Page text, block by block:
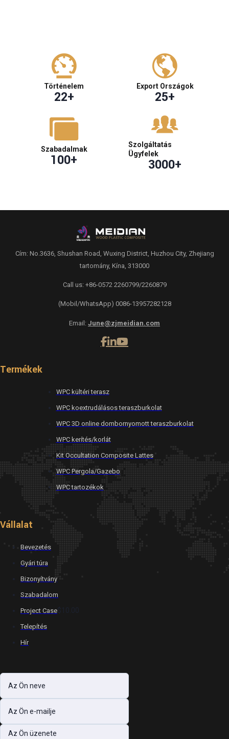
Történelem
22+
Export Országok
25+
Szabadalmak
100+
Szolgáltatás
Ügyfelek
3000+
Cím: No.3636, Shushan Road, Wuxing District, Huzhou City, Zhejiang
tartomány, Kína, 313000
Call us: +86-0572 2260799/2260879
(Mobil/WhatsApp) 0086-13957282128
Email: June@zjmeidian.com
Termékek
WPC kültéri terasz
WPC koextrudálásos teraszburkolat
WPC 3D online dombornyomott teraszburkolat
WPC kerítés/korlát
Kit Occultation Composite Lattes
WPC Pergola/Gazebo
WPC tartozékok
Vállalat
Bevezetés
Gyári túra
Bizonyítvány
Szabadalom
Project Case$10.00
Telepítés
Hír